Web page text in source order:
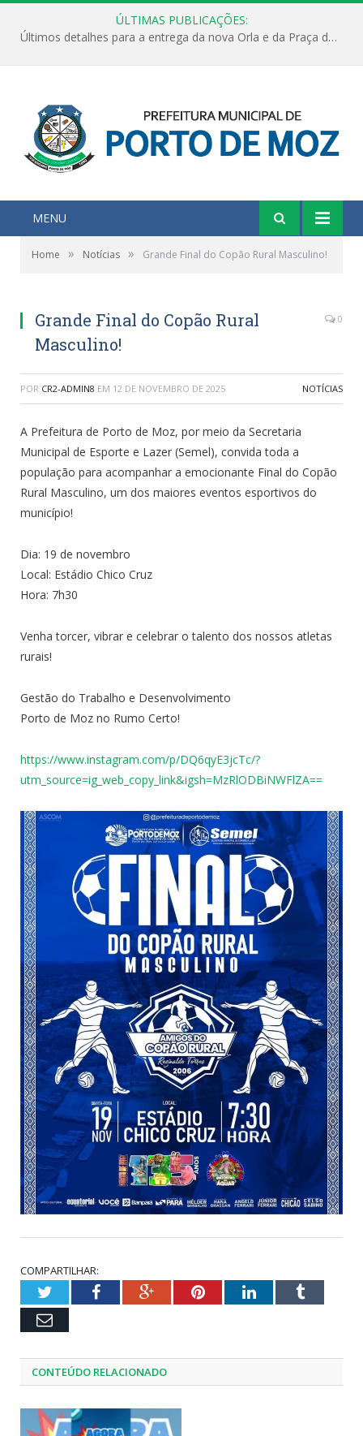
ÚLTIMAS PUBLICAÇÕES:
Últimos detalhes para a entrega da nova Orla e da Praça do Praião
MENU
Home » Notícias » Grande Final do Copão Rural Masculino!
Grande Final do Copão Rural
Masculino!
0
POR CR2-ADMIN8 EM 12 DE NOVEMBRO DE 2025 NOTÍCIAS
A Prefeitura de Porto de Moz, por meio da Secretaria
Municipal de Esporte e Lazer (Semel), convida toda a
população para acompanhar a emocionante Final do Copão
Rural Masculino, um dos maiores eventos esportivos do
município!
Dia: 19 de novembro
Local: Estádio Chico Cruz
Hora: 7h30
Venha torcer, vibrar e celebrar o talento dos nossos atletas
rurais!
Gestão do Trabalho e Desenvolvimento
Porto de Moz no Rumo Certo!
https://www.instagram.com/p/DQ6qyE3jcTc/?
utm_source=ig_web_copy_link&igsh=MzRlODBiNWFlZA==
COMPARTILHAR:
TwitterFacebookGoogle+PinterestLinkedInTumblr
Email
CONTEÚDO RELACIONADO